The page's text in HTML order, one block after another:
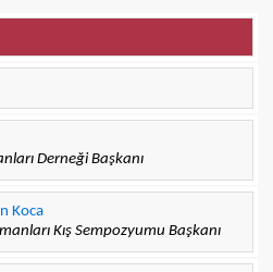
Derneği Başkanı
Koca
Kış Sempozyumu Başkanı